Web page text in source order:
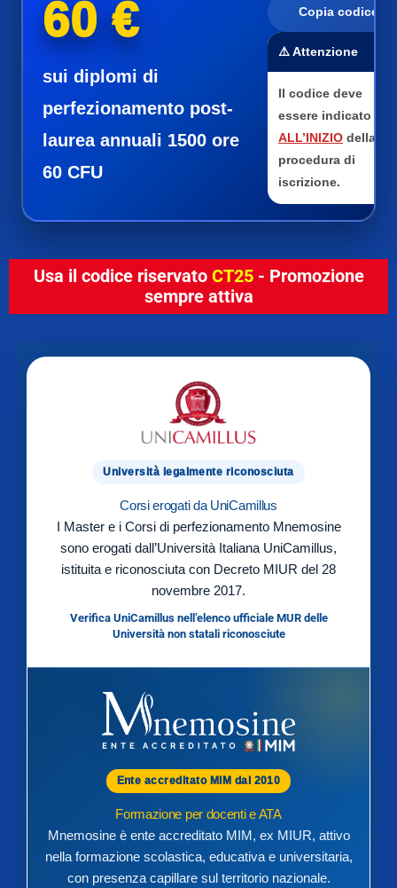
60 €
sui diplomi di
perfezionamento post-
laurea annuali 1500 ore
60 CFU
Copia codice
⚠️ Attenzione
Il codice deve
essere indicato
ALL’INIZIO della
procedura di
iscrizione.
Usa il codice riservato CT25- Promozione
sempre attiva
Università legalmente riconosciuta
Corsi erogati da UniCamillus
I Master e i Corsi di perfezionamento Mnemosine
sono erogati dall’Università Italiana UniCamillus,
istituita e riconosciuta con Decreto MIUR del 28
novembre 2017.
Verifica UniCamillus nell’elenco ufficiale MUR delle
Università non statali riconosciute
Ente accreditato MIM dal 2010
Formazione per docenti e ATA
Mnemosine è ente accreditato MIM, ex MIUR, attivo
nella formazione scolastica, educativa e universitaria,
con presenza capillare sul territorio nazionale.